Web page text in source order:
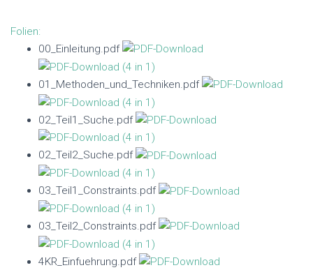
Folien:
00_Einleitung.pdf
01_Methoden_und_Techniken.pdf
02_Teil1_Suche.pdf
02_Teil2_Suche.pdf
03_Teil1_Constraints.pdf
03_Teil2_Constraints.pdf
4KR_Einfuehrung.pdf